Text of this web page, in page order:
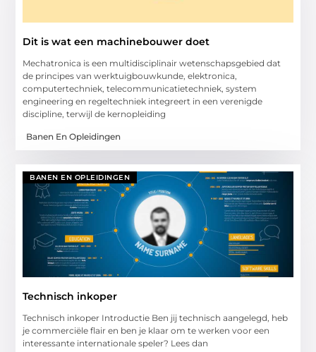
Dit is wat een machinebouwer doet
Mechatronica is een multidisciplinair wetenschapsgebied dat
de principes van werktuigbouwkunde, elektronica,
computertechniek, telecommunicatietechniek, system
engineering en regeltechniek integreert in een verenigde
discipline, terwijl de kernopleiding
Banen En Opleidingen
BANEN EN OPLEIDINGEN
Technisch inkoper
Technisch inkoper Introductie Ben jij technisch aangelegd, heb
je commerciële flair en ben je klaar om te werken voor een
interessante internationale speler? Lees dan